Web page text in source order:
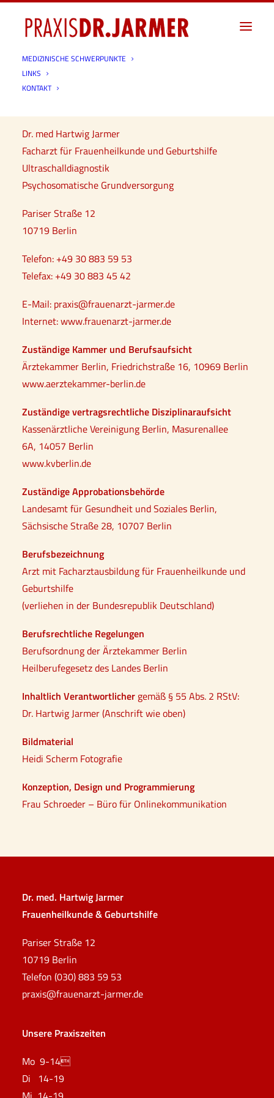
MEDIZINISCHE SCHWERPUNKTE
LINKS
KONTAKT
Impressum
Dr. med Hartwig Jarmer
Facharzt für Frauenheilkunde und Geburtshilfe
Ultraschalldiagnostik
Psychosomatische Grundversorgung
Pariser Straße 12
10719 Berlin
Telefon: +49 30 883 59 53
Telefax: +49 30 883 45 42
E-Mail: praxis@frauenarzt-jarmer.de
Internet: www.frauenarzt-jarmer.de
Zuständige Kammer und Berufsaufsicht
Ärztekammer Berlin, Friedrichstraße 16, 10969 Berlin
www.aerztekammer-berlin.de
Zuständige vertragsrechtliche Disziplinaraufsicht
Kassenärztliche Vereinigung Berlin, Masurenallee
6A, 14057 Berlin
www.kvberlin.de
Zuständige Approbationsbehörde
Landesamt für Gesundheit und Soziales Berlin,
Sächsische Straße 28, 10707 Berlin
Berufsbezeichnung
Arzt mit Facharztausbildung für Frauenheilkunde und
Geburtshilfe
(verliehen in der Bundesrepublik Deutschland)
Berufsrechtliche Regelungen
Berufsordnung der Ärztekammer Berlin
Heilberufegesetz des Landes Berlin
Inhaltlich Verantwortlicher gemäß § 55 Abs. 2 RStV:
Dr. Hartwig Jarmer (Anschrift wie oben)
Bildmaterial
Heidi Scherm Fotografie
Konzeption, Design und Programmierung
Frau Schroeder – Büro für Onlinekommunikation
Dr. med. Hartwig Jarmer
Frauenheilkunde & Geburtshilfe
Pariser Straße 12
10719 Berlin
Telefon (030) 883 59 53
praxis@frauenarzt-jarmer.de
Unsere Praxiszeiten
Mo 9-14
Di 14-19